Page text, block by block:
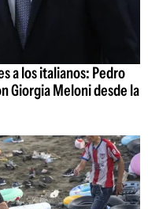
a los italianos: Pedro
Giorgia Meloni desde la